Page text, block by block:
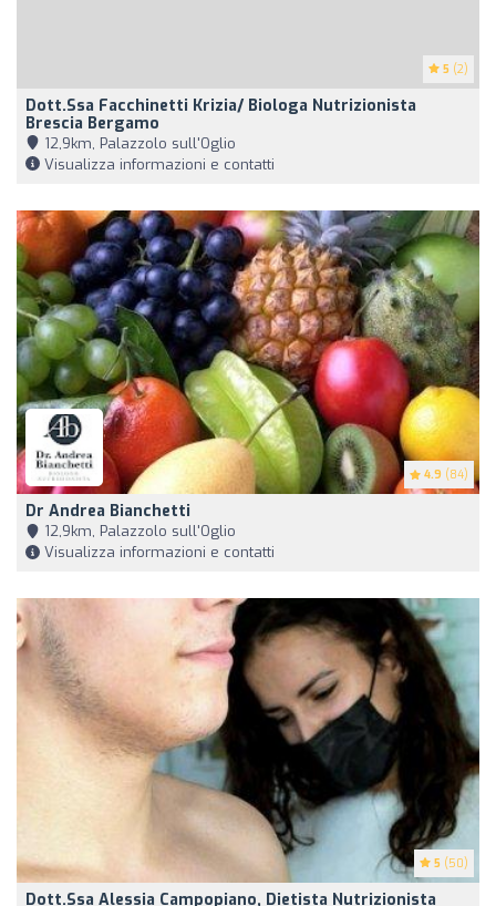
5 (2)
Dott.ssa Facchinetti Krizia/ Biologa Nutrizionista
Brescia Bergamo
12,9km, Palazzolo sull'Oglio
Visualizza informazioni e contatti
4.9 (84)
Dr Andrea Bianchetti
12,9km, Palazzolo sull'Oglio
Visualizza informazioni e contatti
5 (50)
Dott.ssa Alessia Campopiano, Dietista Nutrizionista